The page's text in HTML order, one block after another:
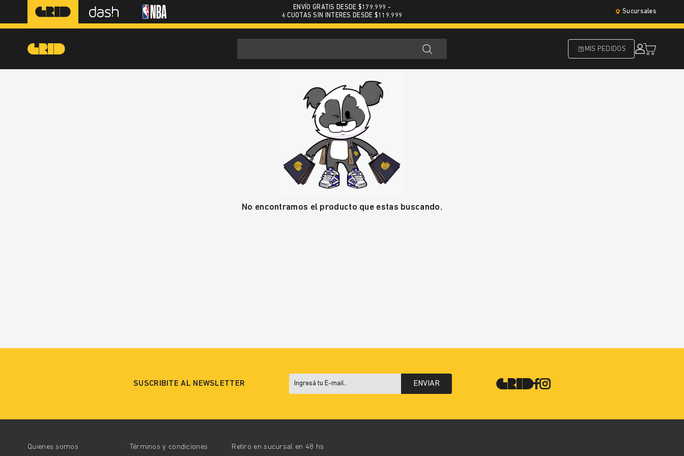
ENVÍO GRATIS DESDE $179.999 -
6 CUOTAS SIN INTERES DESDE $119.999
Sucursales
MIS PEDIDOS
No encontramos el producto que estas buscando.
SUSCRIBITE AL NEWSLETTER ENVIAR
Quienes somos Términos y condiciones Retiro en sucursal en 48 hs